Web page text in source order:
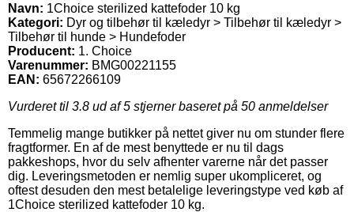
Navn: 1Choice sterilized kattefoder 10 kg
Kategori: Dyr og tilbehør til kæledyr > Tilbehør til kæledyr >
Tilbehør til hunde > Hundefoder
Producent: 1. Choice
Varenummer: BMG00221155
EAN: 65672266109
Vurderet til 3.8 ud af 5 stjerner baseret på 50 anmeldelser
Temmelig mange butikker på nettet giver nu om stunder flere
fragtformer. En af de mest benyttede er nu til dags
pakkeshops, hvor du selv afhenter varerne når det passer
dig. Leveringsmetoden er nemlig super ukompliceret, og
oftest desuden den mest betalelige leveringstype ved køb af
1Choice sterilized kattefoder 10 kg.